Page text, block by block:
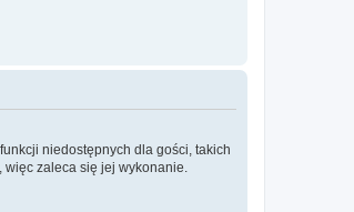
niedostępnych dla gości, takich
zaleca się jej wykonanie.